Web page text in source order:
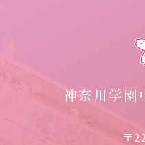
神奈川学園
〒